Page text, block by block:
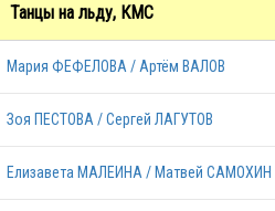
RUS
RUS
Танцы на льду, КМС
Мария ФЕФЕЛОВА / Артём ВАЛОВ
Зоя ПЕСТОВА / Сергей ЛАГУТОВ
Елизавета МАЛЕИНА / Матвей САМОХИН